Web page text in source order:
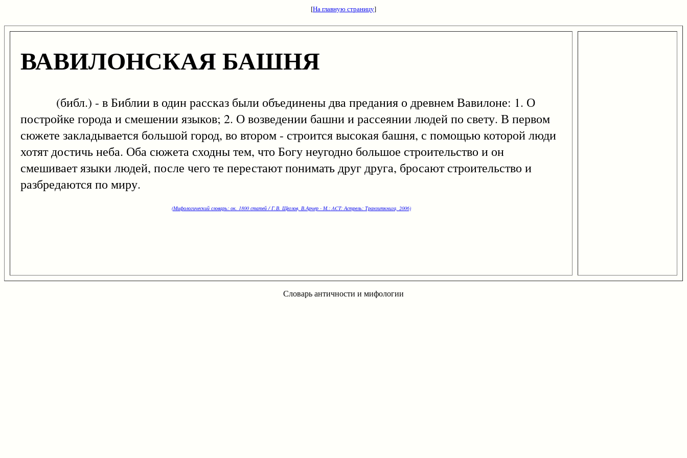
[На главную страницу]
ВАВИЛОНСКАЯ БАШНЯ
(библ.) - в Библии в один рассказ были объединены два предания о древнем Вавилоне: 1. О
постройке города и смешении языков; 2. О возведении башни и рассеянии людей по свету. В первом
сюжете закладывается большой город, во втором - строится высокая башня, с помощью которой люди
хотят достичь неба. Оба сюжета сходны тем, что Богу неугодно большое строительство и он
смешивает языки людей, после чего те перестают понимать друг друга, бросают строительство и
разбредаются по миру.
(Мифологический словарь: ок. 1800 статей / Г.В. Щеглов, В.Арчер - М.: ACT: Астрель: Транзиткнига, 2006)
Словарь античности и мифологии